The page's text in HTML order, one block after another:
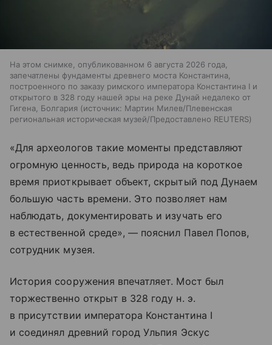
На этом снимке, опубликованном 6 августа 2026 года,
запечатлены фундаменты древнего моста Константина,
построенного по заказу римского императора Константина I и
открытого в 328 году нашей эры на реке Дунай недалеко от
Гигена, Болгария
источник: Мартин Милев/Плевенская
региональная историческая музей/Предоставлено REUTERS
«Для археологов такие моменты представляют
огромную ценность, ведь природа на короткое
время приоткрывает объект, скрытый под Дунаем
большую часть времени. Это позволяет нам
наблюдать, документировать и изучать его
в естественной среде», — пояснил Павел Попов,
сотрудник музея.
История сооружения впечатляет. Мост был
торжественно открыт в 328 году н. э.
в присутствии императора Константина I
и соединял древний город Ульпия Эскус